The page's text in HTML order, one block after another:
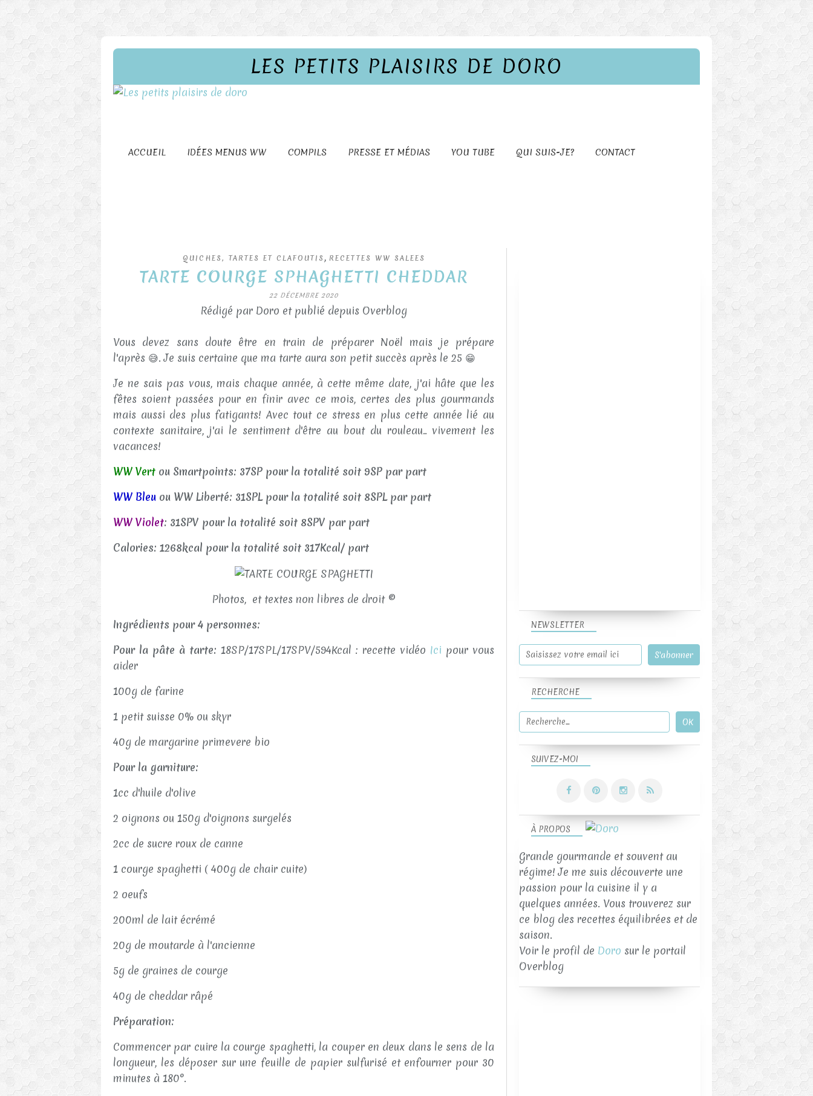
LES PETITS PLAISIRS DE DORO
ACCUEIL IDÉES MENUS WW COMPILS PRESSE ET MÉDIAS YOU TUBE QUI SUIS-JE? CONTACT
QUICHES, TARTES ET CLAFOUTIS , RECETTES WW SALEES
TARTE COURGE SPHAGHETTI CHEDDAR
22 DÉCEMBRE 2020
Rédigé par Doro et publié depuis Overblog
Vous devez sans doute être en train de préparer Noël mais je prépare
l'après 😅. Je suis certaine que ma tarte aura son petit succès après le 25 😁
Je ne sais pas vous, mais chaque année, à cette même date, j'ai hâte que les
fêtes soient passées pour en finir avec ce mois, certes des plus gourmands
mais aussi des plus fatigants! Avec tout ce stress en plus cette année lié au
contexte sanitaire, j'ai le sentiment d'être au bout du rouleau.. vivement les
vacances!
WW Vert ou Smartpoints: 37SP pour la totalité soit 9SP par part
WW Bleu ou WW Liberté: 31SPL pour la totalité soit 8SPL par part
WW Violet: 31SPV pour la totalité soit 8SPV par part
Calories: 1268kcal pour la totalité soit 317Kcal/ part
Photos, et textes non libres de droit ©
Ingrédients pour 4 personnes:
Pour la pâte à tarte: 18SP/17SPL/17SPV/594Kcal : recette vidéo Ici pour vous
aider
100g de farine
1 petit suisse 0% ou skyr
40g de margarine primevere bio
Pour la garniture:
1cc d'huile d'olive
2 oignons ou 150g d'oignons surgelés
2cc de sucre roux de canne
1 courge spaghetti ( 400g de chair cuite)
2 oeufs
200ml de lait écrémé
20g de moutarde à l'ancienne
5g de graines de courge
40g de cheddar râpé
Préparation:
Commencer par cuire la courge spaghetti, la couper en deux dans le sens de la
longueur, les déposer sur une feuille de papier sulfurisé et enfourner pour 30
minutes à 180°.
NEWSLETTER
SUIVEZ-MOI
RECHERCHE
À PROPOS
Grande gourmande et souvent au
régime! Je me suis découverte une
passion pour la cuisine il y a
quelques années. Vous trouverez sur
ce blog des recettes équilibrées et de
saison.
Voir le profil de Doro sur le portail
Overblog